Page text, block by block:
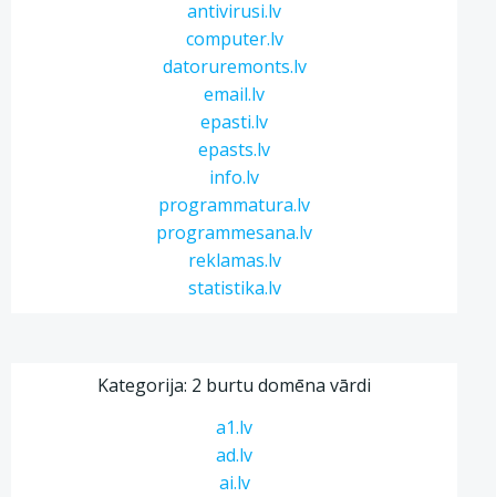
antivirusi.lv
computer.lv
datoruremonts.lv
email.lv
epasti.lv
epasts.lv
info.lv
programmatura.lv
programmesana.lv
reklamas.lv
statistika.lv
Kategorija: 2 burtu domēna vārdi
a1.lv
ad.lv
ai.lv